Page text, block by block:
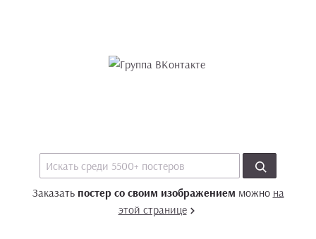
Заказать постер со своим изображением можно на
этой странице